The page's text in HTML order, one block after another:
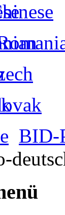
BID-